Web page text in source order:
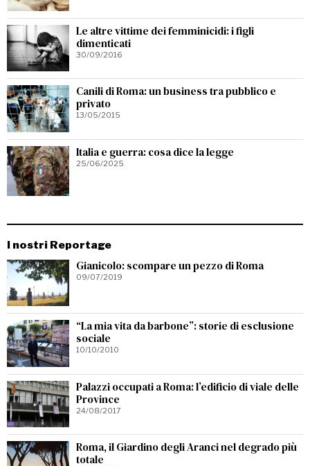
Le altre vittime dei femminicidi: i figli
dimenticati
30/09/2016
Canili di Roma: un business tra pubblico e
privato
13/05/2015
Italia e guerra: cosa dice la legge
25/06/2025
I nostri Reportage
Gianicolo: scompare un pezzo di Roma
09/07/2019
“La mia vita da barbone”: storie di esclusione
sociale
10/10/2010
Palazzi occupati a Roma: l’edificio di viale delle
Province
24/08/2017
Roma, il Giardino degli Aranci nel degrado più
totale